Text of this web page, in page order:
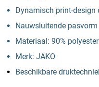
Dynamisch print-design
Nauwsluitende pasvorm
Materiaal: 90%
Merk: JAKO
Beschikbare